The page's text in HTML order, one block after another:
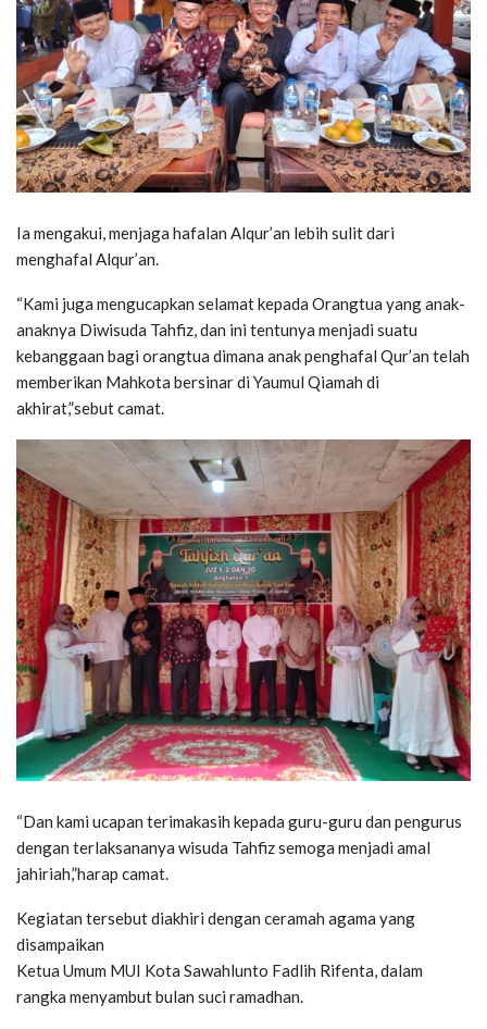
Ia mengakui, menjaga hafalan Alqur’an lebih sulit dari
menghafal Alqur’an.
“Kami juga mengucapkan selamat kepada Orangtua yang anak-
anaknya Diwisuda Tahfiz, dan ini tentunya menjadi suatu
kebanggaan bagi orangtua dimana anak penghafal Qur’an telah
memberikan Mahkota bersinar di Yaumul Qiamah di
akhirat,”sebut camat.
“Dan kami ucapan terimakasih kepada guru-guru dan pengurus
dengan terlaksananya wisuda Tahfiz semoga menjadi amal
jahiriah,”harap camat.
Kegiatan tersebut diakhiri dengan ceramah agama yang
disampaikan
Ketua Umum MUI Kota Sawahlunto Fadlih Rifenta, dalam
rangka menyambut bulan suci ramadhan.